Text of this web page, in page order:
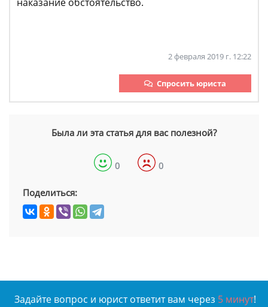
2 февраля 2019 г. 12:22
Спросить юриста
Была ли эта статья для вас полезной?
0 0
Поделиться:
Задайте вопрос и юрист ответит вам через 5 минут!